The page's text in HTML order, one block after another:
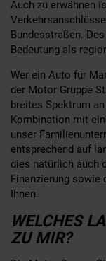
Auch zu erwähnen
Bundesstraßen.
Bedeutung als
Wer ein Auto für
der Motor Gruppe
breites Spektrum
Kombination mit
unser
entsprechend auf
dies natürlich auch
Finanzierung sowie
Ihnen.
WELCHES
ZU MIR?